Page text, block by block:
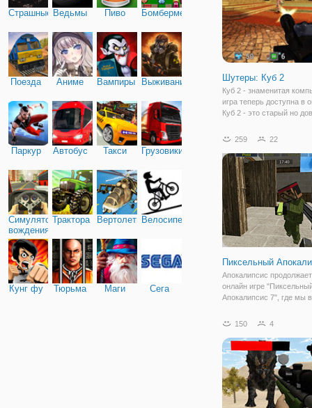
Страшные Ведьмы Пиво Бомбермен
Поезда Аниме Вампиры Выживание
Паркур Автобус Такси Грузовики
Симулятор
вождения
Трактора ВертолетыВелосипед
Кунг фу Тюрьма Маги Сега
Шутеры: Куб 2
Куб 2 - знаменитая
игра теперь доступна в
Куб 2 - это старый но
на знаменитейший
ботов, который можно
259 22
Пиксельный
Апокалипсис
онлайн игре
Апокалипсис 7", где мы
необычных пиксельных
собой шутер в 3Д
увлекательным
150 4